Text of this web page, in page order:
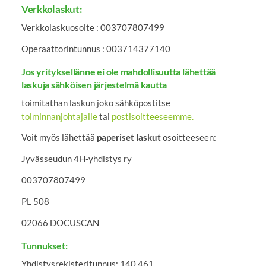
Verkkolaskut:
Verkkolaskuosoite : 003707807499
Operaattorintunnus : 003714377140
Jos yrityksellänne ei ole mahdollisuutta lähettää
laskuja sähköisen järjestelmä kautta
toimitathan laskun joko sähköpostitse
toiminnanjohtajalletai postisoitteeseemme.
Voit myös lähettää paperiset laskutosoitteeseen:
Jyvässeudun 4H-yhdistys ry
003707807499
PL 508
02066 DOCUSCAN
Tunnukset:
Yhdistysrekisteritunnus: 140.461